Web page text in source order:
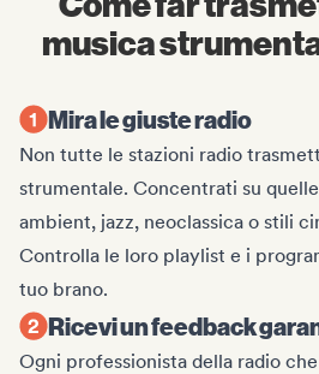
musica
Mira le giuste radio
Non tutte le stazioni radio
strumentale. Concentrati su
ambient, jazz, neoclassica o stili
Controlla le loro playlist e i
tuo brano.
Ricevi un feedback
Ogni professionista della radio